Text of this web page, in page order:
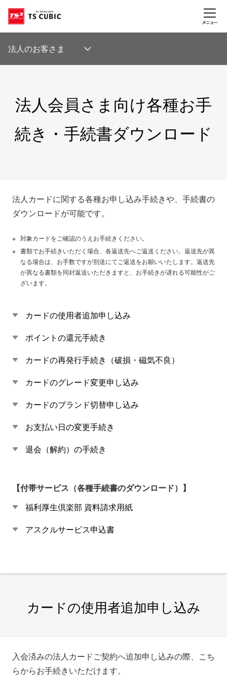
法⼈のお客さま
法人会員さま向け各種お手
続き・ 手続書ダウンロード
法人カードに関する各種お申し込み手続きや、手続書の
ダウンロードが可能です。
対象カードをご確認のうえお手続きください。
書類でお手続きいただく場合、各返送先へご返送ください。返送先が異
なる場合は、お手数ですが別送にてご返送をお願いいたします。返送先
が異なる書類を同封返送いただきますと、お手続きが遅れる可能性がご
ざいます。
カードの使用者追加申し込み
ポイントの還元手続き
カードの再発行手続き（破損・磁気不良）
カードのグレード変更申し込み
カードのブランド切替申し込み
お支払い日の変更手続き
退会（解約）の手続き
【付帯サービス（各種手続書のダウンロード）】
福利厚生倶楽部 資料請求用紙
アスクルサービス申込書
カードの使用者追加申し込み
入会済みの法人カードご契約へ追加申し込みの際、こち
らからお手続きいただけます。